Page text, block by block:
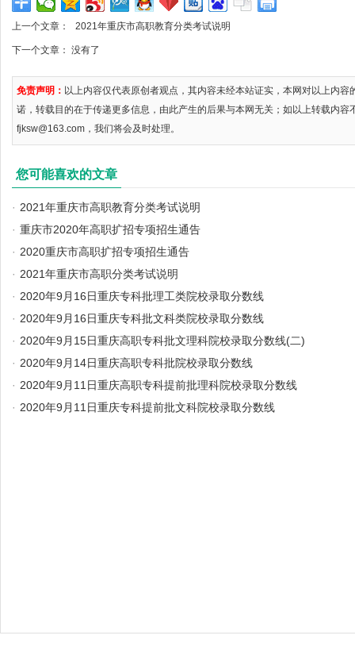
上一个文章： 2021年重庆市高职教育分类考试说明
下一个文章： 没有了
免责声明： 以上内容仅代表原创者观点，其内容未经本站证实，本网对以上内
诺，转载目的在于传递更多信息，由此产生的后果与本网无关；如以上转载内容
fjksw@163.com，我们将会及时处理。
您可能喜欢的文章
· 2021年重庆市高职教育分类考试说明
· 重庆市2020年高职扩招专项招生通告
· 2020重庆市高职扩招专项招生通告
· 2021年重庆市高职分类考试说明
· 2020年9月16日重庆专科批理工类院校录取分数线
· 2020年9月16日重庆专科批文科类院校录取分数线
· 2020年9月15日重庆高职专科批文理科院校录取分数线(二)
· 2020年9月14日重庆高职专科批院校录取分数线
· 2020年9月11日重庆高职专科提前批理科院校录取分数线
· 2020年9月11日重庆专科提前批文科院校录取分数线